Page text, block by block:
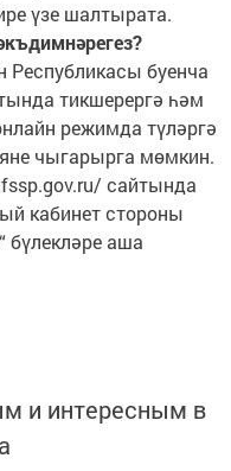
үзе шалтырата.
буенча
тикшерергә һәм
режимда түләргә
чыгарырга мөмкин.
сайтында
кабинет стороны
бүлекләре аша
и интересным в